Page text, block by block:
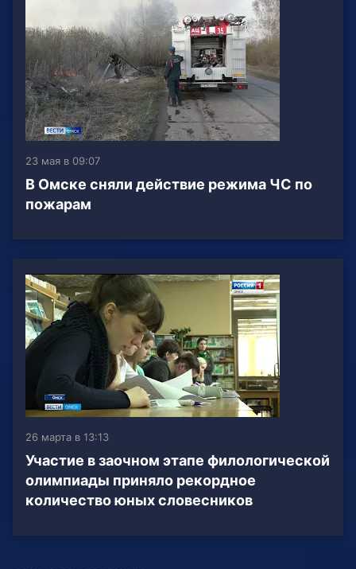
23 мая в 09:07
В Омске сняли действие режима ЧС по
пожарам
26 марта в 13:13
Участие в заочном этапе филологической
олимпиады приняло рекордное
количество юных словесников